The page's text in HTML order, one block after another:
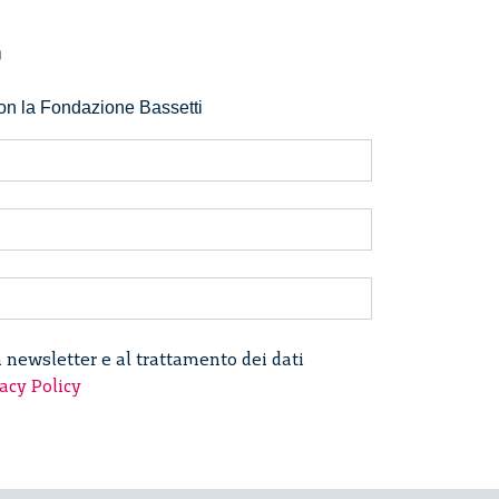
la Fondazione Bassetti
newsletter e al trattamento dei dati
Policy